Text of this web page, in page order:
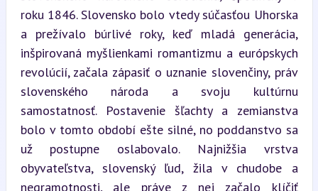
roku 1846. Slovensko bolo vtedy súčasťou Uhorska
a prežívalo búrlivé roky, keď mladá generácia,
inšpirovaná myšlienkami romantizmu a európskych
revolúcií, začala zápasiť o uznanie slovenčiny, práv
slovenského národa a svoju kultúrnu
samostatnosť. Postavenie šľachty a zemianstva
bolo v tomto období ešte silné, no poddanstvo sa
už postupne oslabovalo. Najnižšia vrstva
obyvateľstva, slovenský ľud, žila v chudobe a
negramotnosti, ale práve z nej začalo klíčiť